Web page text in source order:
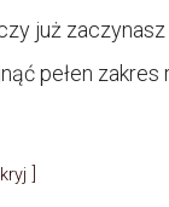
już
pełen zakres